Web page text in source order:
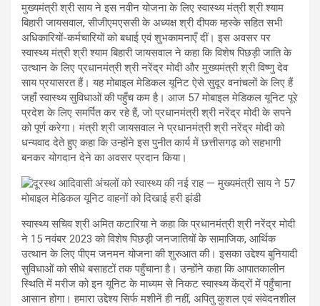
मुख्यमंत्री श्री साय ने इस नवीन योजना के लिए स्वास्थ्य मंत्री श्री श्याम
बिहारी जायसवाल, सीजीएमएससी के अध्यक्ष श्री दीपक म्हस्के सहित सभी
अधिकारियों-कर्मचारियों को बधाई एवं शुभकामनाएँ दीं। इस अवसर पर
स्वास्थ्य मंत्री श्री श्याम बिहारी जायसवाल ने कहा कि विशेष पिछड़ी जाति के
उत्थान के लिए प्रधानमंत्री श्री नरेंद्र मोदी और मुख्यमंत्री श्री विष्णु देव
साय प्रयासरत हैं। यह मोबाइल मेडिकल यूनिट ऐसे सुदूर वनांचलों के लिए हैं
जहाँ स्वास्थ्य सुविधाओं की पहुँच कम है। आज 57 मोबाइल मेडिकल यूनिट पूरे
प्रदेश के लिए समर्पित कर रहे हैं, जो प्रधानमंत्री श्री नरेंद्र मोदी के सपने
को पूर्ण करेगा। मंत्री श्री जायसवाल ने प्रधानमंत्री श्री नरेंद्र मोदी को
धन्यवाद देते हुए कहा कि उन्होंने इस पुनीत कार्य में छत्तीसगढ़ को सहभागी
बनकर योगदान देने का अवसर प्रदान किया।
स्वास्थ्य सचिव श्री अमित कटारिया ने कहा कि प्रधानमंत्री श्री नरेंद्र मोदी
ने 15 नवंबर 2023 को विशेष पिछड़ी जनजातियों के सामाजिक, आर्थिक
उत्थान के लिए पीएम जनमन योजना की शुरुआत की। इसका उद्देश्य बुनियादी
सुविधाओं को सीधे बसाहटों तक पहुँचाना है। उन्होंने कहा कि आपातकालीन
स्थिति में मरीज को इन यूनिट के माध्यम से निकट स्वास्थ्य केंद्रों में पहुँचाना
आसान होगा। हमारा उद्देश्य सिर्फ मशीनें ही नहीं, अपितु कुशल एवं संवेदनशील